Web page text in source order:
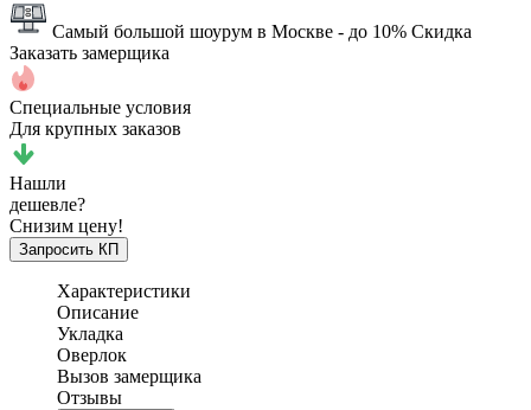
Самый большой шоурум в Москве - до 10% Скидка
Заказать замерщика
Специальные условия
Для крупных заказов
Нашли
дешевле?
Снизим цену!
Запросить КП
Характеристики
Описание
Укладка
Оверлок
Вызов замерщика
Отзывы